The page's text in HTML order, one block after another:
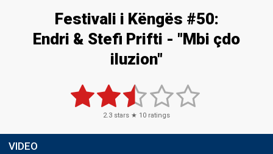
Festivali i Këngës #50:
Endri & Stefi Prifti - "Mbi çdo
iluzion"
2.3 stars ★ 10 ratings
VIDEO